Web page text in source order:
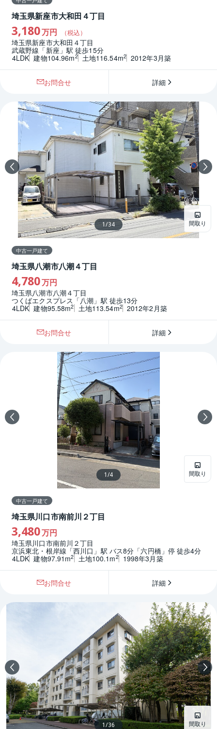
埼玉県新座市大和田４丁目
3,180万円 （税込）
埼玉県新座市大和田４丁目
武蔵野線「新座」駅 徒歩15分
4LDK 建物104.96m2 土地116.54m2 2012年3月築
お問合せ 詳細
間取り
1/34
中古一戸建て
埼玉県八潮市八潮４丁目
4,780万円
埼玉県八潮市八潮４丁目
つくばエクスプレス「八潮」駅 徒歩13分
4LDK 建物95.58m2 土地113.54m2 2012年2月築
お問合せ 詳細
間取り
1 /4
中古一戸建て
埼玉県川口市南前川２丁目
3,480万円
埼玉県川口市南前川２丁目
京浜東北・根岸線「西川口」駅 バス8分「六円橋」停 徒歩4分
4LDK 建物97.91m2 土地100.1m2 1998年3月築
お問合せ 詳細
間取り
1/36